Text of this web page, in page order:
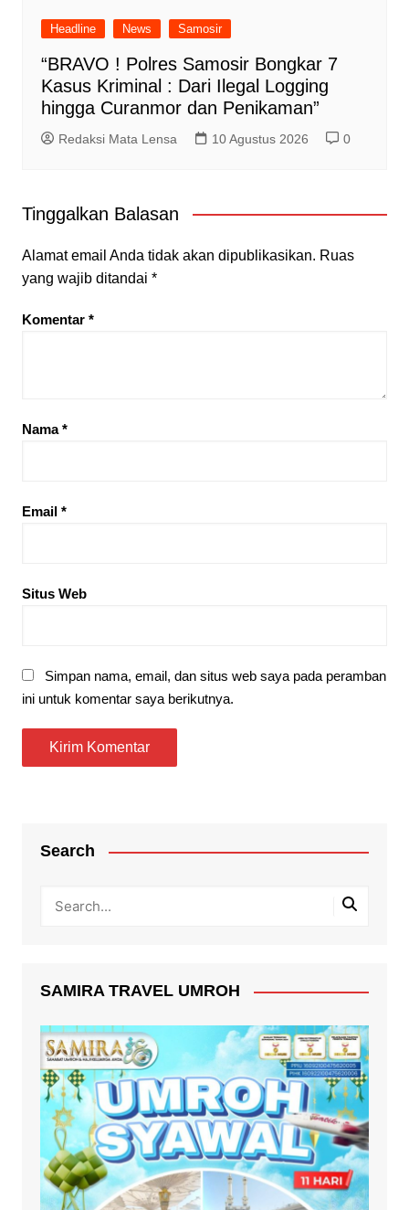
Headline News Samosir
“BRAVO ! Polres Samosir Bongkar 7
Kasus Kriminal : Dari Ilegal Logging
hingga Curanmor dan Penikaman”
Redaksi Mata Lensa 10 Agustus 2026 0
Tinggalkan Balasan
Alamat email Anda tidak akan dipublikasikan. Ruas
yang wajib ditandai *
Komentar *
Nama*
Email *
Situs Web
Simpan nama, email, dan situs web saya pada peramban
ini untuk komentar saya berikutnya.
Search
SAMIRA TRAVEL UMROH